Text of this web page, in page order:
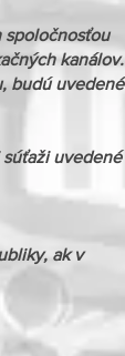
spoločnosťou
kanálov.
budú uvedené
uvedené
ak v